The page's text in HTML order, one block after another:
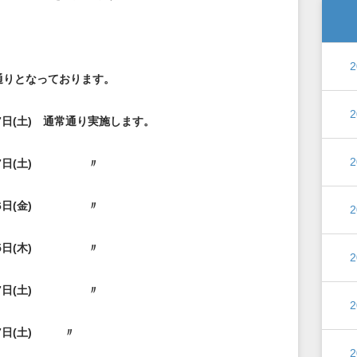
となっております。
日(土) 通常通り実施します。
日(土) 〃
日(金) 〃
日(木) 〃
日(土) 〃
日(土) 〃